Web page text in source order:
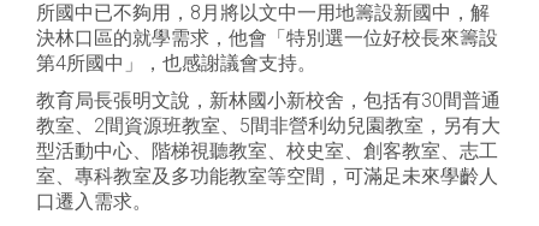
所國中已不夠用，8月將以文中一用地籌設新國中，解
決林口區的就學需求，他會「特別選一位好校長來籌設
第4所國中」，也感謝議會支持。
教育局長張明文說，新林國小新校舍，包括有30間普通
教室、2間資源班教室、5間非營利幼兒園教室，另有大
型活動中心、階梯視聽教室、校史室、創客教室、志工
室、專科教室及多功能教室等空間，可滿足未來學齡人
口遷入需求。